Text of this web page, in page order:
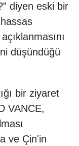
diyen eski bir
düşündüğü
bir ziyaret
VANCE,
ve Çin'in